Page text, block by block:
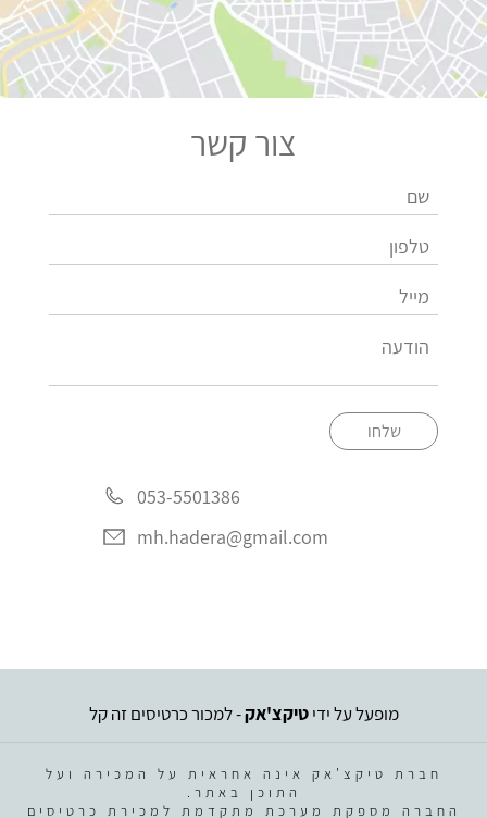
צור קשר
שלחו
053-5501386
mh.hadera@gmail.com
מופעל על ידיטיקצ'אק- למכור כרטיסים זה קל
חברת טיקצ'אק אינה אחראית על המכירה ועל
התוכן באתר.
החברה מספקת מערכת מתקדמת למכירת כרטיסים